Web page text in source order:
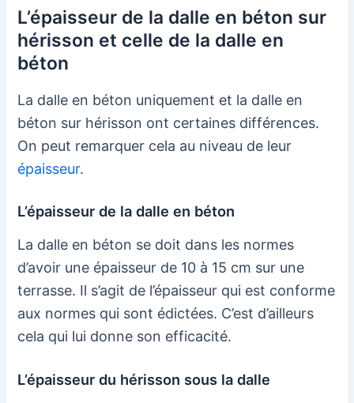
L’épaisseur de la dalle en béton sur
hérisson et celle de la dalle en
béton
La dalle en béton uniquement et la dalle en
béton sur hérisson ont certaines différences.
On peut remarquer cela au niveau de leur
épaisseur.
L’épaisseur de la dalle en béton
La dalle en béton se doit dans les normes
d’avoir une épaisseur de 10 à 15 cm sur une
terrasse. Il s’agit de l’épaisseur qui est conforme
aux normes qui sont édictées. C’est d’ailleurs
cela qui lui donne son efficacité.
L’épaisseur du hérisson sous la dalle